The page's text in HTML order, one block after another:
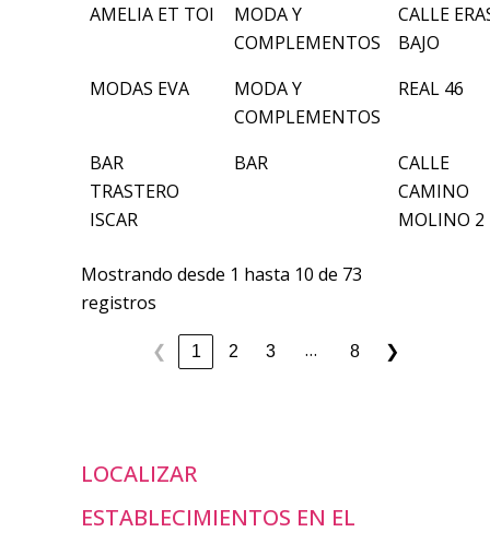
AMELIA ET TOI
MODA Y
COMPLEMENTOS
CALLE
BAJO
MODAS EVA
MODA Y
COMPLEMENTOS
REAL 46
BAR
TRASTERO
ISCAR
BAR
CALLE
CAMINO
MOLINO 2
Mostrando desde 1 hasta 10 de 73
registros
❮ 1 2 3 … 8 ❯
LOCALIZAR
ESTABLECIMIENTOS EN EL